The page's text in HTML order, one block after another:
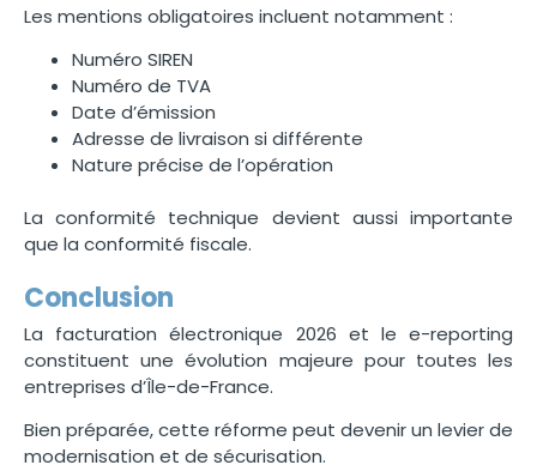
Les mentions obligatoires incluent notamment :
Numéro SIREN
Numéro de TVA
Date d’émission
Adresse de livraison si différente
Nature précise de l’opération
La conformité technique devient aussi importante
que la conformité fiscale.
Conclusion
La facturation électronique 2026 et le e-reporting
constituent une évolution majeure pour toutes les
entreprises d’Île-de-France.
Bien préparée, cette réforme peut devenir un levier de
modernisation et de sécurisation.